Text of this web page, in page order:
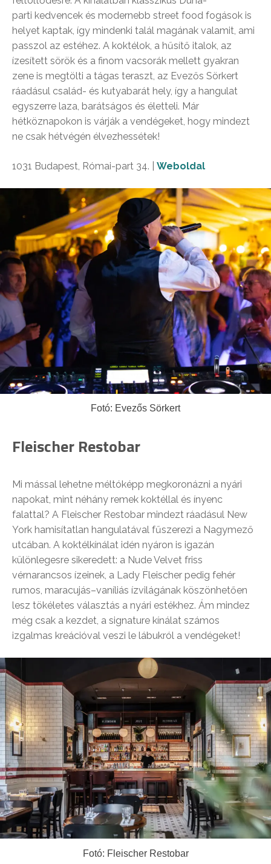
parti kedvencek és modernebb street food fogások is
helyet kaptak, így mindenki talál magának valamit, ami
passzol az estéhez. A koktélok, a hűsítő italok, az
ízesített sörök és a finom vacsorák mellett gyakran
zene is megtölti a tágas teraszt, az Evezős Sörkert
ráadásul család- és kutyabarát hely, így a hangulat
egyszerre laza, barátságos és életteli. Már
hétköznapokon is várják a vendégeket, hogy mindezt
ne csak hétvégén élvezhessétek!
1031 Budapest, Római-part 34. | Weboldal
Fotó: Evezős Sörkert
Fleischer Restobar
Mi mással lehetne méltóképp megkoronázni a nyári
napokat, mint néhány remek koktéllal és ínyenc
falattal? A Fleischer Restobar mindezt ráadásul New
York hamisítatlan hangulatával fűszerezi a Nagymező
utcában. A koktélkínálat idén nyáron is igazán
különlegesre sikeredett: a Nude Velvet friss
vérnarancsos ízeinek, a Lady Fleischer pedig fehér
rumos, maracujás–vaníliás ízvilágának köszönhetően
lesz tökéletes választás a nyári estékhez. Ám mindez
még csak a kezdet, a signature kínálat számos
izgalmas kreációval veszi le lábukról a vendégeket!
Fotó: Fleischer Restobar